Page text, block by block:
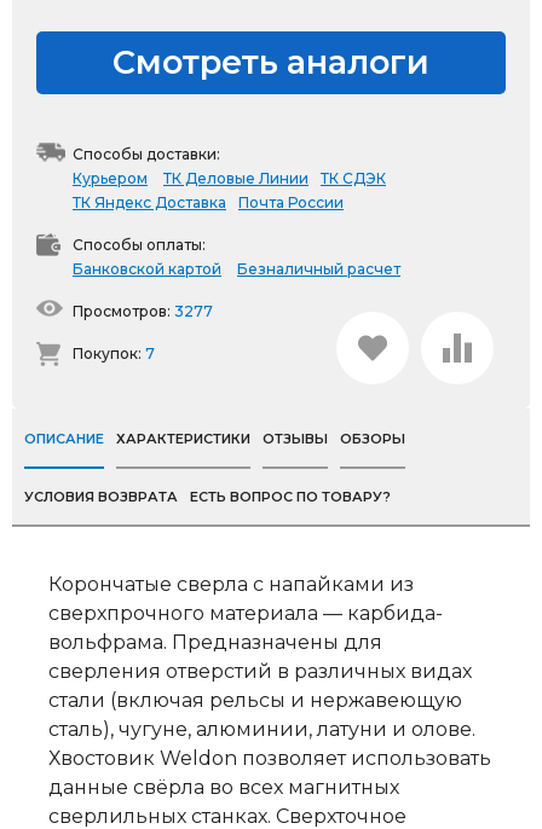
Смотреть аналоги
Способы доставки:
Курьером
ТК Деловые Линии
ТК СДЭК
ТК Яндекс Доставка
Почта России
Способы оплаты:
Банковской картой
Безналичный расчет
Просмотров: 3277
Покупок: 7
ОПИСАНИЕ ХАРАКТЕРИСТИКИ ОТЗЫВЫ ОБЗОРЫ
УСЛОВИЯ ВОЗВРАТА ЕСТЬ ВОПРОС ПО ТОВАРУ?
Корончатые сверла с напайками из
сверхпрочного материала — карбида-
вольфрама. Предназначены для
сверления отверстий в различных видах
стали (включая рельсы и нержавеющую
сталь), чугуне, алюминии, латуни и олове.
Хвостовик Weldon позволяет использовать
данные свёрла во всех магнитных
сверлильных станках. Сверхточное